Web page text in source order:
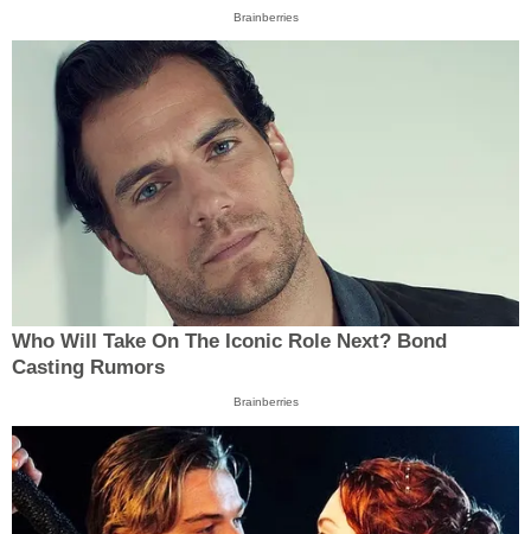
Brainberries
Who Will Take On The Iconic Role Next? Bond
Casting Rumors
Brainberries